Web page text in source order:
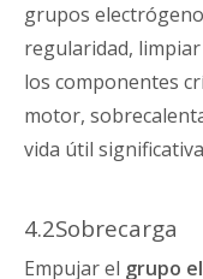
grupos
regularidad,
los componentes
motor,
vida útil
4.2Sobrecarga
Empujar el grupo